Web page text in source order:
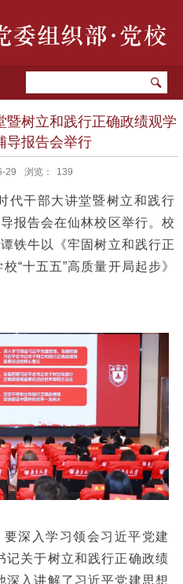
暨树立和践行正确政绩观学
导报告会举行
29 浏览： 139
代干部大讲堂暨树立和践行
报告会在仙林校区举行。校
铁牛以《牢固树立和践行正
“十五五”高质量开局起步》
深入学习领会习近平党建
记关于树立和践行正确政绩
深入讲解了习近平党建思想